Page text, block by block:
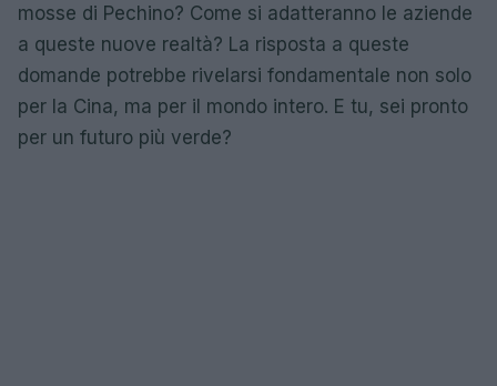
mosse di Pechino? Come si adatteranno le aziende
a queste nuove realtà? La risposta a queste
domande potrebbe rivelarsi fondamentale non solo
per la Cina, ma per il mondo intero. E tu, sei pronto
per un futuro più verde?